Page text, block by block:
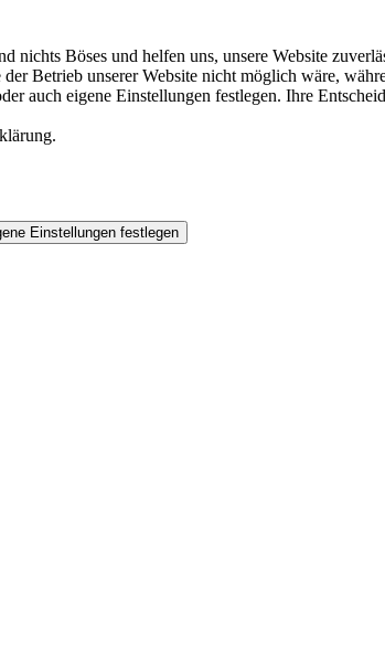
nichts Böses und helfen uns, unsere Website
Betrieb unserer Website nicht möglich wäre,
auch eigene Einstellungen festlegen. Ihre
Einstellungen festlegen